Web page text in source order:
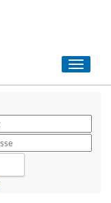
Toggle